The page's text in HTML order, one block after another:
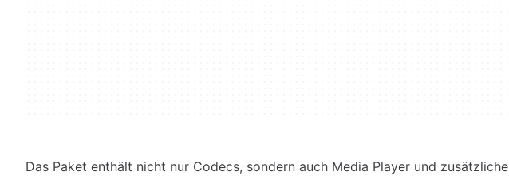
Das Paket enthält nicht nur Codecs, sondern auch Media Player und zusätzliche